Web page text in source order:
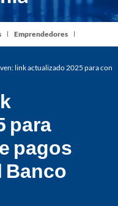
Emprendedores
link actualizado 2025 para
para
pagos
Banco